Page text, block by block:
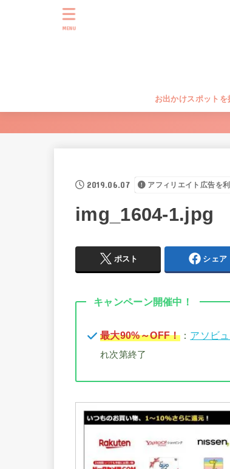
お出かけスポットを
MENU
2019.06.07 アフィリエイト広告を
img_1604-1.jpg
ポスト シェア
キャンペーン開催中！
最大90%～OFF！： アソビ
れ次第終了